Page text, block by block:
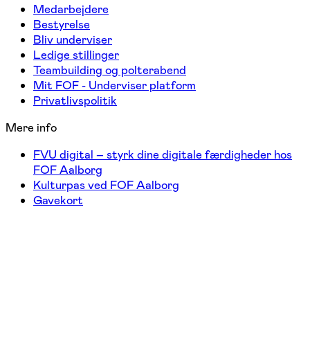
Medarbejdere
Bestyrelse
Bliv underviser
Ledige stillinger
Teambuilding og polterabend
Mit FOF - Underviser platform
Privatlivspolitik
Mere info
FVU digital – styrk dine digitale færdigheder hos
FOF Aalborg
Kulturpas ved FOF Aalborg
Gavekort